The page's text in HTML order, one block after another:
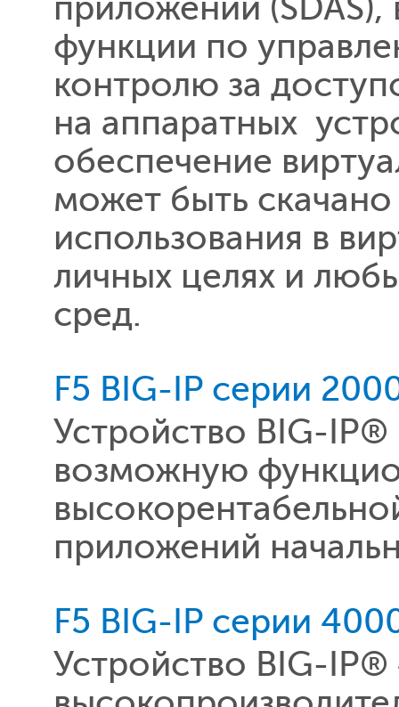
приложений
функции по
контролю за
на аппаратных
обеспечение
может быть
использования в
личных целях и
сред.
F5 BIG-IP серии
Устройство BIG-
возможную
приложений
F5 BIG-IP серии
Устройство BIG-